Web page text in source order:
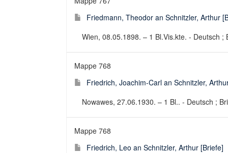
Friedmann, Theodor an Schnitzler, Arthur
Wien, 08.05.1898. – 1 Bl.Vis.kte. - Deutsch ;
Mappe 768
Friedrich, Joachim-Carl an Schnitzler,
Nowawes, 27.06.1930. – 1 Bl.. - Deutsch ;
Mappe 768
Friedrich, Leo an Schnitzler, Arthur [Briefe]